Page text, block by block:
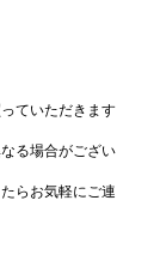
ていただきます
る場合がござい
らお気軽にご連